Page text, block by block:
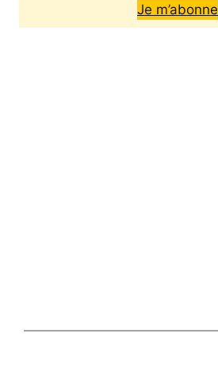
Je m’abonne